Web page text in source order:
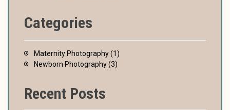
Categories
Maternity Photography(1)
Newborn Photography(3)
Recent Posts